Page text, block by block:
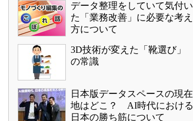
データ整理をしていて気付い
た「業務改善」に必要な考え
方について
3D技術が変えた「靴選び」
の常識
日本版データスペースの現在
地はどこ？ AI時代における
日本の勝ち筋について